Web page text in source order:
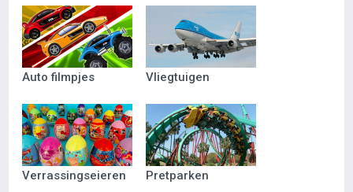
Auto filmpjes Vliegtuigen
Verrassingseieren Pretparken